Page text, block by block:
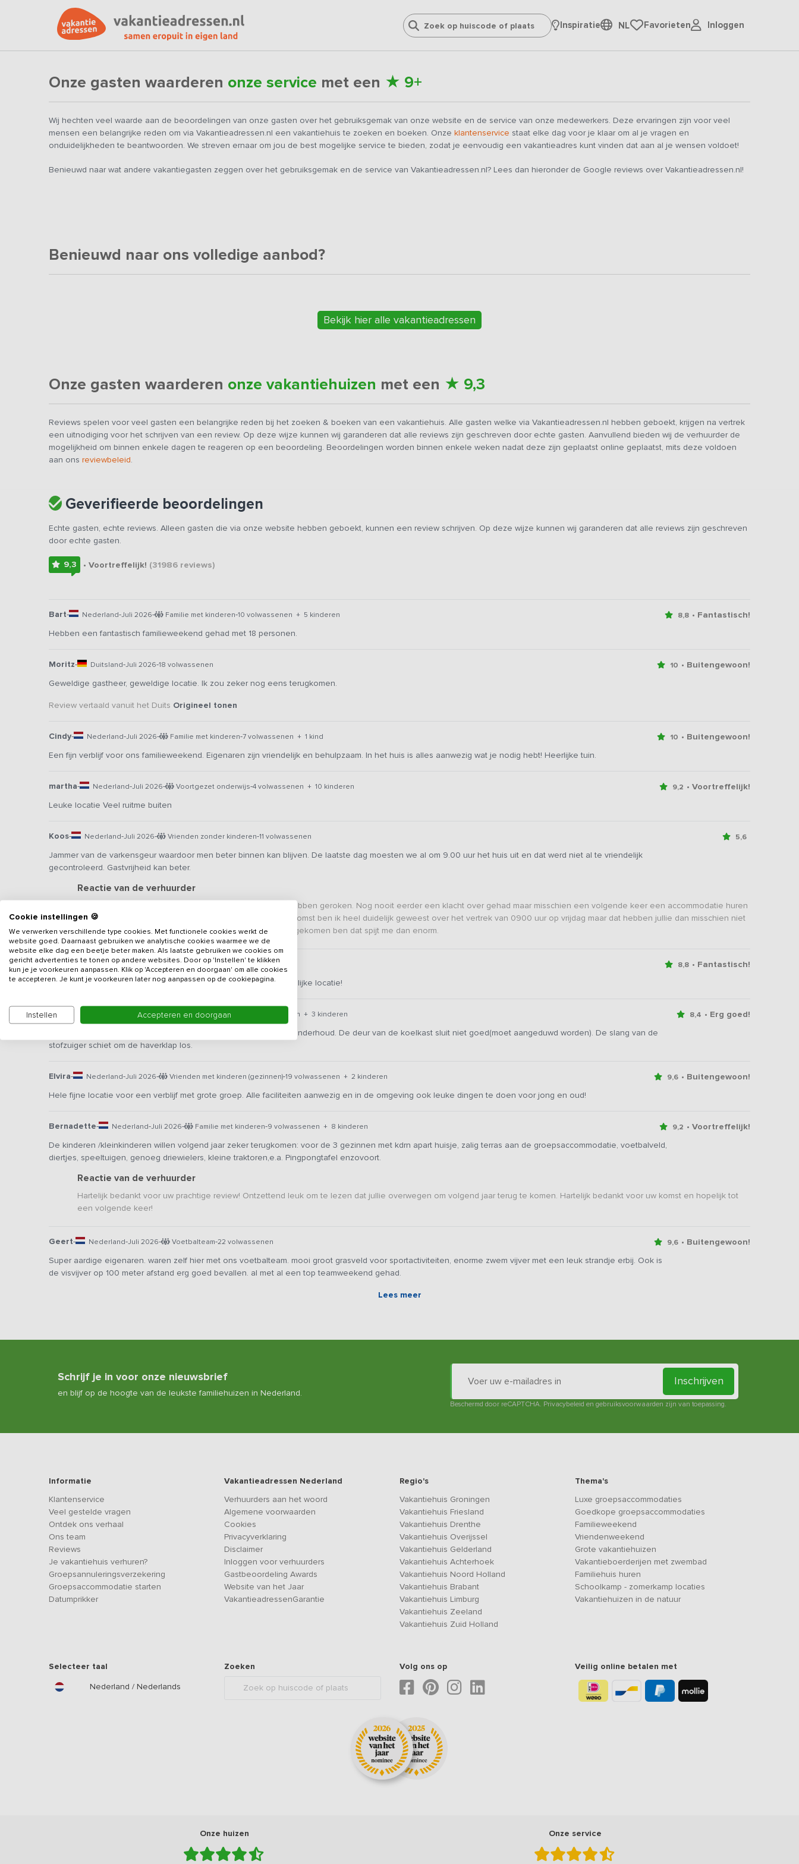
Inspiratie NL Favorieten Inloggen
Onze gasten waarderen onze service met een ★ 9+
Wij hechten veel waarde aan de beoordelingen van onze gasten over het gebruiksgemak van onze website en de service van onze medewerkers. Deze ervaringen zijn voor veel
mensen een belangrijke reden om via Vakantieadressen.nl een vakantiehuis te zoeken en boeken. Onze klantenservice staat elke dag voor je klaar om al je vragen en
onduidelijkheden te beantwoorden. We streven ernaar om jou de best mogelijke service te bieden, zodat je eenvoudig een vakantieadres kunt vinden dat aan al je wensen voldoet!
Benieuwd naar wat andere vakantiegasten zeggen over het gebruiksgemak en de service van Vakantieadressen.nl? Lees dan hieronder de Google reviews over Vakantieadressen.nl!
Benieuwd naar ons volledige aanbod?
Bekijk hier alle vakantieadressen
Onze gasten waarderen onze vakantiehuizen met een ★ 9,3
Reviews spelen voor veel gasten een belangrijke reden bij het zoeken & boeken van een vakantiehuis. Alle gasten welke via Vakantieadressen.nl hebben geboekt, krijgen na vertrek
een uitnodiging voor het schrijven van een review. Op deze wijze kunnen wij garanderen dat alle reviews zijn geschreven door echte gasten. Aanvullend bieden wij de verhuurder de
mogelijkheid om binnen enkele dagen te reageren op een beoordeling. Beoordelingen worden binnen enkele weken nadat deze zijn geplaatst online geplaatst, mits deze voldoen
aan ons reviewbeleid.
Geverifieerde beoordelingen
Echte gasten, echte reviews. Alleen gasten die via onze website hebben geboekt, kunnen een review schrijven. Op deze wijze kunnen wij garanderen dat alle reviews zijn geschreven
door echte gasten.
9,3 • Voortreffelijk! (31986reviews)
Bart- Nederland-Juli 2026- Familie met kinderen-10 volwassenen + 5 kinderen 8,8 • Fantastisch!
Hebben een fantastisch familieweekend gehad met 18 personen.
Moritz- Duitsland-Juli 2026-18 volwassenen 10 • Buitengewoon!
Geweldige gastheer, geweldige locatie. Ik zou zeker nog eens terugkomen.
Review vertaald vanuit het Duits Origineel tonen
Cindy- Nederland-Juli 2026- Familie met kinderen-7 volwassenen + 1 kind 10 • Buitengewoon!
Een fijn verblijf voor ons familieweekend. Eigenaren zijn vriendelijk en behulpzaam. In het huis is alles aanwezig wat je nodig hebt! Heerlijke tuin.
martha- Nederland-Juli 2026- Voortgezet onderwijs-4 volwassenen + 10 kinderen 9,2 • Voortreffelijk!
Leuke locatie Veel ruitme buiten
Koos- Nederland-Juli 2026- Vrienden zonder kinderen-11 volwassenen 5,6
Jammer van de varkensgeur waardoor men beter binnen kan blijven. De laatste dag moesten we al om 9.00 uur het huis uit en dat werd niet al te vriendelijk
gecontroleerd. Gastvrijheid kan beter.
Reactie van de verhuurder
Heel vervelend om te horen dat jullie boerderij geuren hebben geroken. Nog nooit eerder een klacht over gehad maar misschien een volgende keer een accommodatie huren
in de stad dan heb je daar geen last van... Vooraf, bij aankomst ben ik heel duidelijk geweest over het vertrek van 0900 uur op vrijdag maar dat hebben jullie dan misschien niet
begrepen, heel vervelend dat ik daardoor ongastvrij overgekomen ben dat spijt me dan enorm.
Etienne - Nederland-Juli 2026- Reünie -10 volwassenen 8,8 • Fantastisch!
Verhuurder is zeer gastvrij en het is een mooie, schone en ruimtelijke locatie!
Trijntje Juli 2026- Familie met kinderen 7 volwassenen + 3 kinderen 8,4 • Erg goed!
Minpunten: de afzuigkap in de keuken behoeft schoonmaak en onderhoud. De deur van de koelkast sluit niet goed(moet aangeduwd worden). De slang van de
stofzuiger schiet om de haverklap los.
Elvira- Nederland-Juli 2026- Vrienden met kinderen (gezinnen)-19 volwassenen + 2 kinderen 9,6 • Buitengewoon!
Hele fijne locatie voor een verblijf met grote groep. Alle faciliteiten aanwezig en in de omgeving ook leuke dingen te doen voor jong en oud!
Bernadette- Nederland-Juli 2026- Familie met kinderen-9 volwassenen + 8 kinderen 9,2 • Voortreffelijk!
De kinderen /kleinkinderen willen volgend jaar zeker terugkomen: voor de 3 gezinnen met kdrn apart huisje, zalig terras aan de groepsaccommodatie, voetbalveld,
diertjes, speeltuigen, genoeg driewielers, kleine traktoren,e.a. Pingpongtafel enzovoort.
Reactie van de verhuurder
Hartelijk bedankt voor uw prachtige review! Ontzettend leuk om te lezen dat jullie overwegen om volgend jaar terug te komen. Hartelijk bedankt voor uw komst en hopelijk tot
een volgende keer!
Geert- Nederland-Juli 2026- Voetbalteam-22 volwassenen 9,6 • Buitengewoon!
Super aardige eigenaren. waren zelf hier met ons voetbalteam. mooi groot grasveld voor sportactiviteiten, enorme zwem vijver met een leuk strandje erbij. Ook is
de visvijver op 100 meter afstand erg goed bevallen. al met al een top teamweekend gehad.
Lees meer
Schrijf je in voor onze nieuwsbrief
en blijf op de hoogte van de leukste familiehuizen in Nederland.
Inschrijven
Beschermd door reCAPTCHA. Privacybeleid en gebruiksvoorwaarden zijn van toepassing.
Informatie
Klantenservice
Veel gestelde vragen
Ontdek ons verhaal
Ons team
Reviews
Je vakantiehuis verhuren?
Groepsannuleringsverzekering
Groepsaccommodatie starten
Datumprikker
Vakantieadressen Nederland
Verhuurders aan het woord
Algemene voorwaarden
Cookies
Privacyverklaring
Disclaimer
Inloggen voor verhuurders
Gastbeoordeling Awards
Website van het Jaar
VakantieadressenGarantie
Regio's
Vakantiehuis Groningen
Vakantiehuis Friesland
Vakantiehuis Drenthe
Vakantiehuis Overijssel
Vakantiehuis Gelderland
Vakantiehuis Achterhoek
Vakantiehuis Noord Holland
Vakantiehuis Brabant
Vakantiehuis Limburg
Vakantiehuis Zeeland
Vakantiehuis Zuid Holland
Thema's
Luxe groepsaccommodaties
Goedkope groepsaccommodaties
Familieweekend
Vriendenweekend
Grote vakantiehuizen
Vakantieboerderijen met zwembad
Familiehuis huren
Schoolkamp - zomerkamp locaties
Vakantiehuizen in de natuur
Selecteer taal
Nederland / Nederlands
Zoeken Volg ons op Veilig online betalen met
Onze huizen Onze service
Cookie instellingen 🍪
We verwerken verschillende type cookies. Met functionele cookies werkt de
website goed. Daarnaast gebruiken we analytische cookies waarmee we de
website elke dag een beetje beter maken. Als laatste gebruiken we cookies om
gericht advertenties te tonen op andere websites. Door op 'Instellen' te klikken
kun je je voorkeuren aanpassen. Klik op 'Accepteren en doorgaan' om alle cookies
te accepteren. Je kunt je voorkeuren later nog aanpassen op de cookiepagina.
Instellen Accepteren en doorgaan